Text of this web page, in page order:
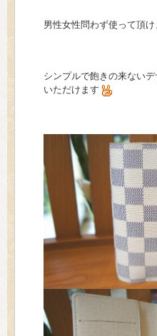
男性女性問わず使って頂け
シンプルで飽きの来ない
いただけます